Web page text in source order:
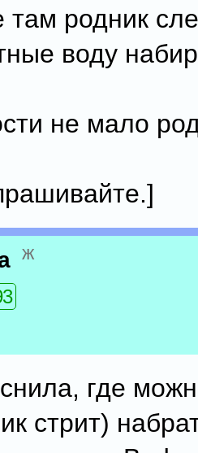
родник
воду
не мало
ж
где
стрит)